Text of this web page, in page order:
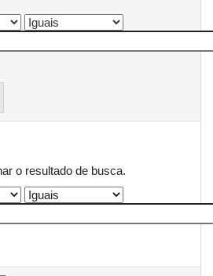
o resultado de busca.